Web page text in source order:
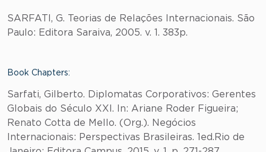
SARFATI, G. Teorias de Relações Internacionais. São
Paulo: Editora Saraiva, 2005. v. 1. 383p.
Book Chapters:
Sarfati, Gilberto. Diplomatas Corporativos: Gerentes
Globais do Século XXI. In: Ariane Roder Figueira;
Renato Cotta de Mello. (Org.). Negócios
Internacionais: Perspectivas Brasileiras. 1ed.Rio de